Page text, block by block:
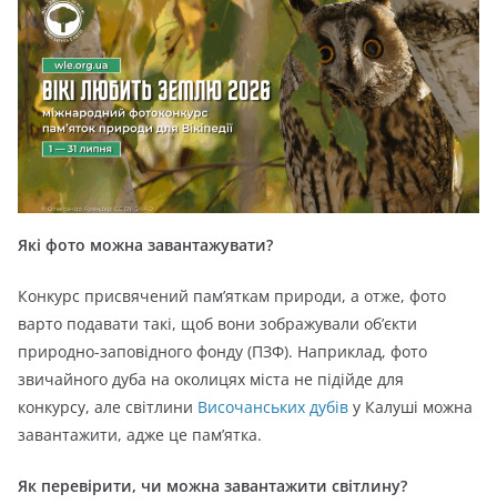
Які фото можна завантажувати?
Конкурс присвячений пам’яткам природи, а отже, фото
варто подавати такі, щоб вони зображували об’єкти
природно-заповідного фонду (ПЗФ). Наприклад, фото
звичайного дуба на околицях міста не підійде для
конкурсу, але світлини Височанських дубів у Калуші можна
завантажити, адже це пам’ятка.
Як перевірити, чи можна завантажити світлину?